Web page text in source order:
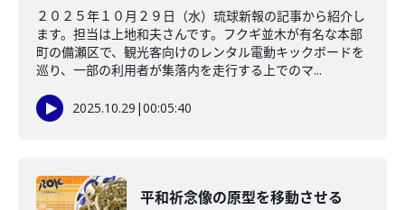
２０２５年１０月２９日（水）琉球新報の記事から紹介し
ます。担当は上地和夫さんです。フクギ並木が有名な本部
町の備瀬区で、観光客向けのレンタル電動キックボードを
巡り、一部の利用者が集落内を走行する上でのマ...
2025.10.29 |00:05:40
平和祈念像の原型を移動させる